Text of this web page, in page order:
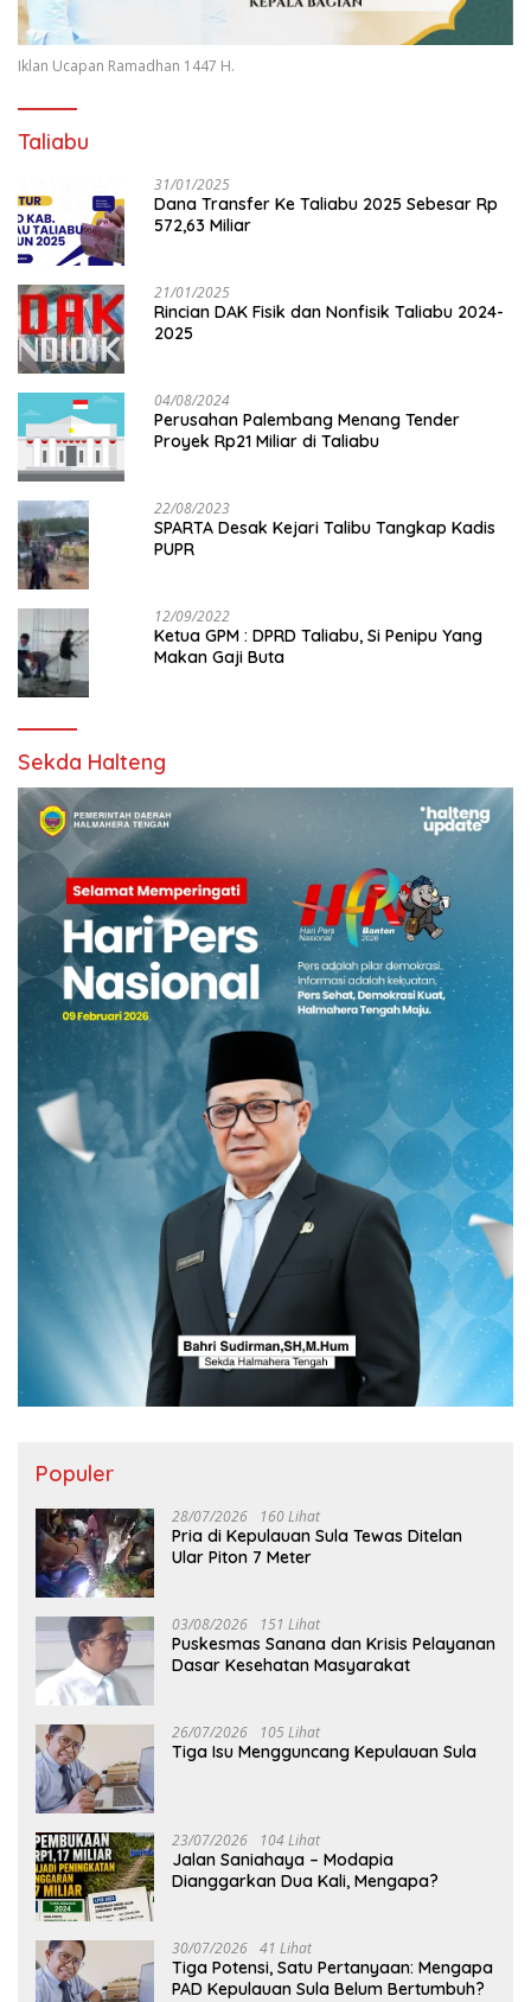
Iklan Ucapan Ramadhan 1447 H.
Taliabu
31/01/2025
Dana Transfer Ke Taliabu 2025 Sebesar Rp
572,63 Miliar
21/01/2025
Rincian DAK Fisik dan Nonfisik Taliabu 2024-
2025
04/08/2024
Perusahan Palembang Menang Tender
Proyek Rp21 Miliar di Taliabu
22/08/2023
SPARTA Desak Kejari Talibu Tangkap Kadis
PUPR
12/09/2022
Ketua GPM : DPRD Taliabu, Si Penipu Yang
Makan Gaji Buta
Sekda Halteng
Populer
28/07/2026 160 Lihat
Pria di Kepulauan Sula Tewas Ditelan
Ular Piton 7 Meter
03/08/2026 151 Lihat
Puskesmas Sanana dan Krisis Pelayanan
Dasar Kesehatan Masyarakat
26/07/2026 105 Lihat
Tiga Isu Mengguncang Kepulauan Sula
23/07/2026 104 Lihat
Jalan Saniahaya – Modapia
Dianggarkan Dua Kali, Mengapa?
30/07/2026 41 Lihat
Tiga Potensi, Satu Pertanyaan: Mengapa
PAD Kepulauan Sula Belum Bertumbuh?